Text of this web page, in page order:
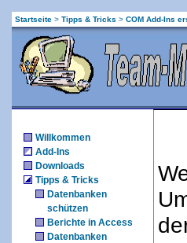
Startseite > Tipps & Tricks > COM Add-Ins
Willkommen
Add-Ins
Downloads
Tipps & Tricks
Datenbanken
schützen
Berichte in Access
Datenbanken